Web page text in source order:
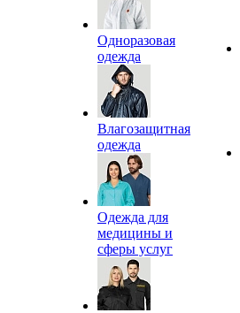
Одноразовая
одежда
Влагозащитная
одежда
Одежда для
медицины и
сферы услуг